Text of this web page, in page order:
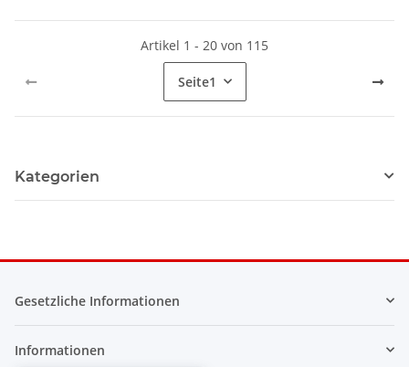
Artikel 1 - 20 von 115
Seite1
Kategorien
Gesetzliche Informationen
Informationen